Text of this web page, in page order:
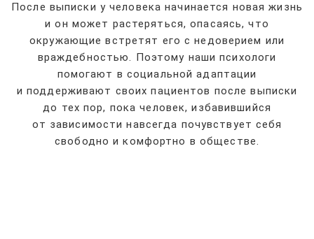
После выписки у человека начинается новая жизнь
и он может растеряться, опасаясь, что
окружающие встретят его с недоверием или
враждебностью. Поэтому наши психологи
помогают в социальной адаптации
и поддерживают своих пациентов после выписки
до тех пор, пока человек, избавившийся
от зависимости навсегда почувствует себя
свободно и комфортно в обществе.